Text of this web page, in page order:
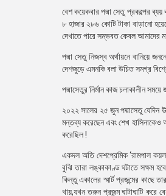
বেশ কয়েকবার পদ্মা সেতু প্রকল্পের
৮ হাজার ২৮৬ কোটি টাকা বাড়ানো
দেখাতে পারে সম্ভবত কেবল আমাদের
পদ্মা সেতু নিজস্ব অর্থায়নে বানিয়ে
দেশজুড়ে এমনকি বলা উচিত সমগ্র
পদ্মাসেতুর নির্মান কাজ চলাকালীন
২০২২ সালের ২৫ জুন পদ্মাসেতু যেদিন
মন্তব্য করেছেন এবং শেখ হাসিনাকেও
করেছিল !
একদল অতি দেশপ্রেমিক ‘রামপাল
বুঝি তারা লঙ্কাকাণ্ড ঘটাতে সক্ষম
কিন্তু একালের স্মার্ট প্রজন্মের কাছে
খায়,যখন তরুন প্রজন্ম ঘাটাঘাটি করে